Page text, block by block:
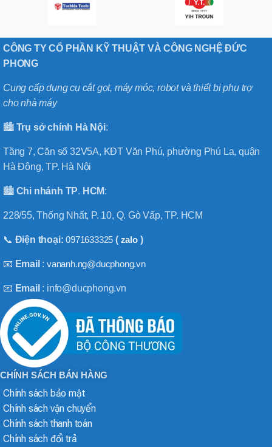
CÔNG TY CỔ PHẦN KỸ THUẬT VÀ CÔNG NGHỆ ĐỨC
PHONG
Cung cấp dụng cụ cắt gọt, máy móc, robot và thiết bị phụ trợ
cho nhà máy
🏙️ Trụ sở chính Hà Nội:
Tầng 7, Căn số 32V5A, KĐT Văn Phú, phường Phú La, quận
Hà Đông, TP. Hà Nội
🏙️ Chi nhánh TP. HCM:
228/55, Thống Nhất, P. 10, Q. Gò Vấp, TP. HCM
📞 Điện thoại:0971633325 ( zalo)
📧 Email :vananh.ng@ducphong.vn
📧 Email : info@ducphong.vn
CHÍNH SÁCH BÁN HÀNG
Chính sách bảo mật
Chính sách vận chuyển
Chính sách thanh toán
Chính sách đổi trả